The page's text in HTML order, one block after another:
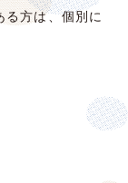
方は、個別に